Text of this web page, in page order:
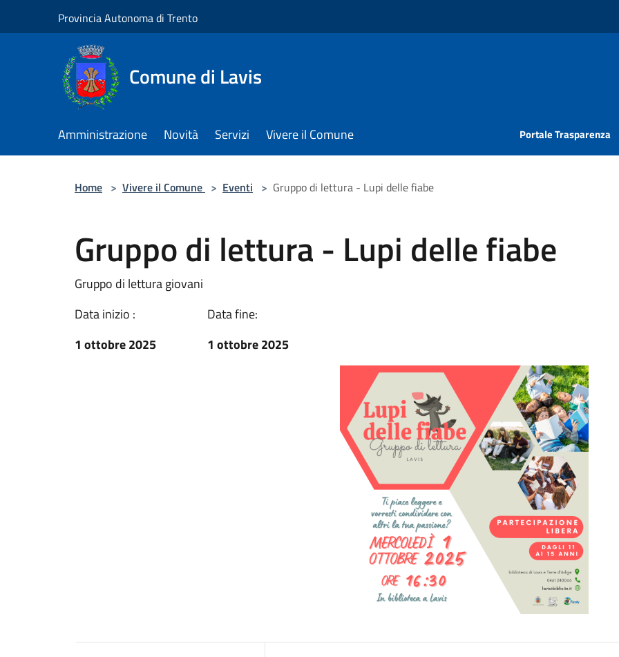
Provincia Autonoma di Trento
Comune di Lavis
Amministrazione Novità Servizi Vivere il Comune Portale Trasparenza
Home > Vivere il Comune > Eventi > Gruppo di lettura - Lupi delle fiabe
Gruppo di lettura - Lupi delle fiabe
Gruppo di lettura giovani
Data inizio :
1 ottobre 2025
Data fine:
1 ottobre 2025